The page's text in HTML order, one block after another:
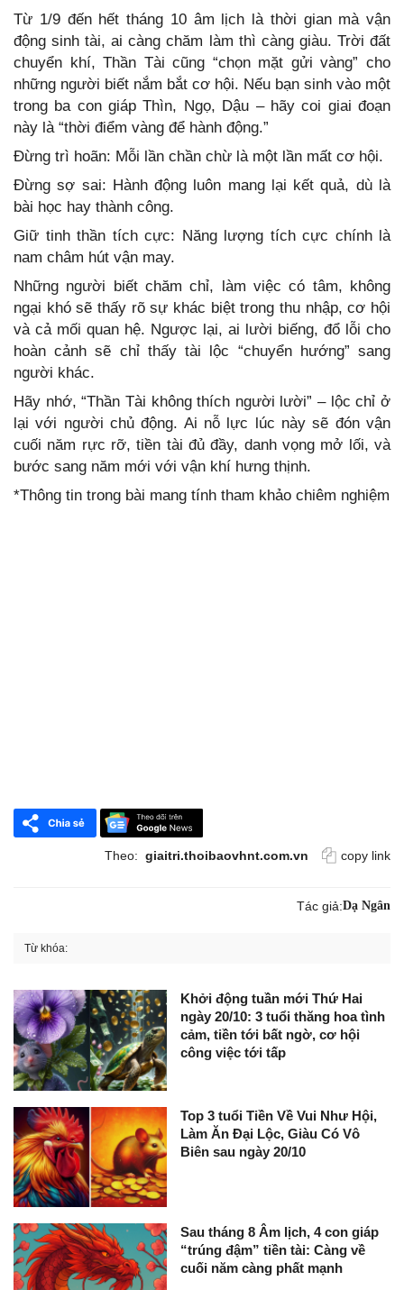
Từ 1/9 đến hết tháng 10 âm lịch là thời gian mà vận
động sinh tài, ai càng chăm làm thì càng giàu. Trời đất
chuyển khí, Thần Tài cũng “chọn mặt gửi vàng” cho
những người biết nắm bắt cơ hội. Nếu bạn sinh vào một
trong ba con giáp Thìn, Ngọ, Dậu – hãy coi giai đoạn
này là “thời điểm vàng để hành động.”
Đừng trì hoãn: Mỗi lần chần chừ là một lần mất cơ hội.
Đừng sợ sai: Hành động luôn mang lại kết quả, dù là
bài học hay thành công.
Giữ tinh thần tích cực: Năng lượng tích cực chính là
nam châm hút vận may.
Những người biết chăm chỉ, làm việc có tâm, không
ngại khó sẽ thấy rõ sự khác biệt trong thu nhập, cơ hội
và cả mối quan hệ. Ngược lại, ai lười biếng, đổ lỗi cho
hoàn cảnh sẽ chỉ thấy tài lộc “chuyển hướng” sang
người khác.
Hãy nhớ, “Thần Tài không thích người lười” – lộc chỉ ở
lại với người chủ động. Ai nỗ lực lúc này sẽ đón vận
cuối năm rực rỡ, tiền tài đủ đầy, danh vọng mở lối, và
bước sang năm mới với vận khí hưng thịnh.
*Thông tin trong bài mang tính tham khảo chiêm nghiệm
Theo: giaitri.thoibaovhnt.com.vn copy link
Tác giả:Dạ Ngân
Từ khóa:
Khởi động tuần mới Thứ Hai
ngày 20/10: 3 tuổi thăng hoa tình
cảm, tiền tới bất ngờ, cơ hội
công việc tới tấp
Top 3 tuổi Tiền Về Vui Như Hội,
Làm Ăn Đại Lộc, Giàu Có Vô
Biên sau ngày 20/10
Sau tháng 8 Âm lịch, 4 con giáp
“trúng đậm” tiền tài: Càng về
cuối năm càng phất mạnh